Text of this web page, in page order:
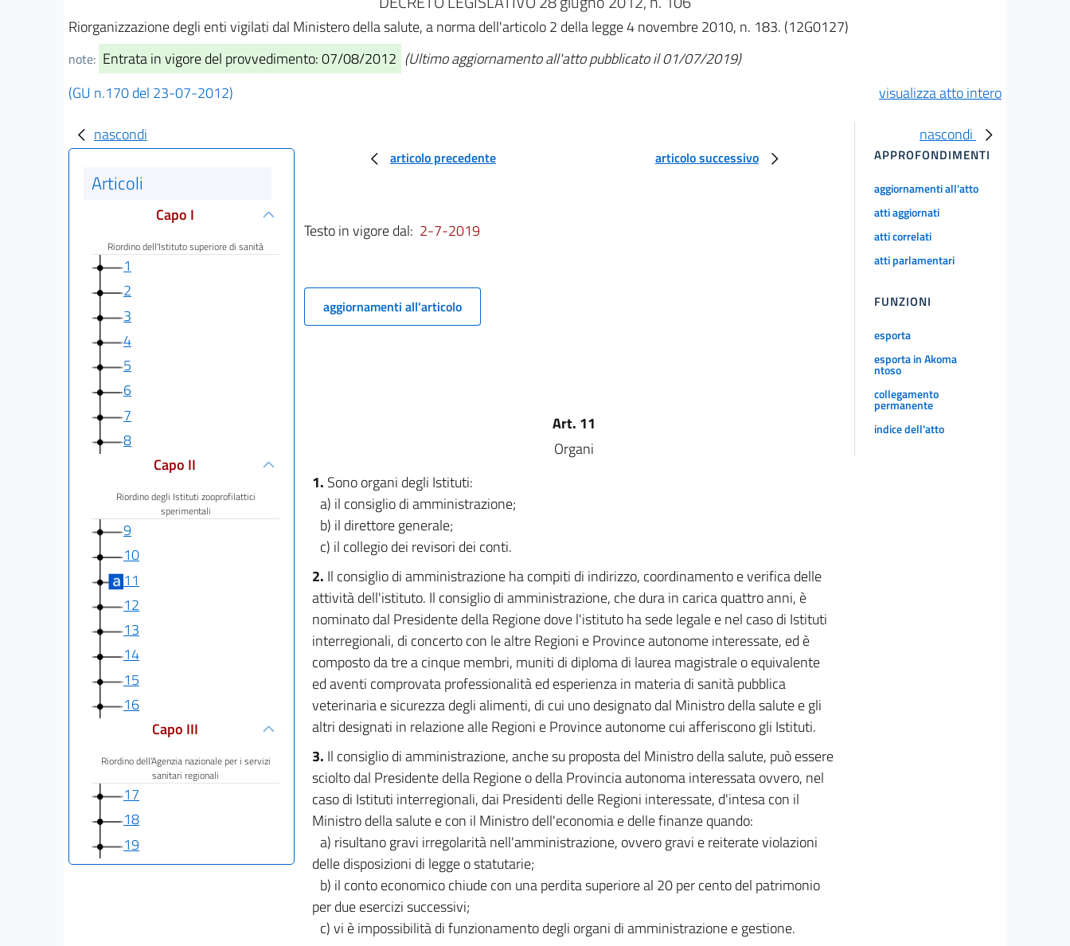
Riorganizzazione degli enti vigilati dal Ministero della salute, a norma dell'articolo 2 della legge 4 novembre 2010, n. 183. (12G0127)
note: Entrata in vigore del provvedimento: 07/08/2012 (Ultimo aggiornamento all'atto pubblicato il 01/07/2019)
(GU n.170 del 23-07-2012)
visualizza atto intero
nascondi
Articoli
Capo I
Riordino dell'Istituto superiore di sanità
1
2
3
4
5
6
7
8
Capo II
Riordino degli Istituti zooprofilattici
sperimentali
9
10
11
12
13
14
15
16
Capo III
Riordino dell'Agenzia nazionale per i servizi
sanitari regionali
17
18
19
Capo IV
articolo precedente articolo successivo
Testo in vigore dal: 2-7-2019
aggiornamenti all'articolo
Art. 11
Organi
1. Sono organi degli Istituti:
a) il consiglio di amministrazione;
b) il direttore generale;
c) il collegio dei revisori dei conti.
2. Il consiglio di amministrazione ha compiti di indirizzo, coordinamento e verifica delle
attività dell'istituto. Il consiglio di amministrazione, che dura in carica quattro anni, è
nominato dal Presidente della Regione dove l'istituto ha sede legale e nel caso di Istituti
interregionali, di concerto con le altre Regioni e Province autonome interessate, ed è
composto da tre a cinque membri, muniti di diploma di laurea magistrale o equivalente
ed aventi comprovata professionalità ed esperienza in materia di sanità pubblica
veterinaria e sicurezza degli alimenti, di cui uno designato dal Ministro della salute e gli
altri designati in relazione alle Regioni e Province autonome cui afferiscono gli Istituti.
3. Il consiglio di amministrazione, anche su proposta del Ministro della salute, può essere
sciolto dal Presidente della Regione o della Provincia autonoma interessata ovvero, nel
caso di Istituti interregionali, dai Presidenti delle Regioni interessate, d'intesa con il
Ministro della salute e con il Ministro dell'economia e delle finanze quando:
a) risultano gravi irregolarità nell'amministrazione, ovvero gravi e reiterate violazioni
delle disposizioni di legge o statutarie;
b) il conto economico chiude con una perdita superiore al 20 per cento del patrimonio
per due esercizi successivi;
c) vi è impossibilità di funzionamento degli organi di amministrazione e gestione.
nascondi
APPROFONDIMENTI
aggiornamenti all'atto
atti aggiornati
atti correlati
atti parlamentari
FUNZIONI
esporta
esporta in Akoma
ntoso
collegamento
permanente
indice dell'atto